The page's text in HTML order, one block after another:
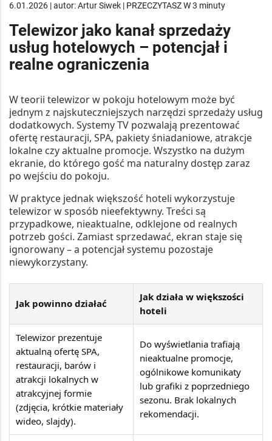
6.01.2026 | autor: Artur Siwek | PRZECZYTASZ W 3 minuty
Telewizor jako kanał sprzedaży
usług hotelowych – potencjał i
realne ograniczenia
W teorii telewizor w pokoju hotelowym może być
jednym z najskuteczniejszych narzędzi sprzedaży usług
dodatkowych. Systemy TV pozwalają prezentować
ofertę restauracji, SPA, pakiety śniadaniowe, atrakcje
lokalne czy aktualne promocje. Wszystko na dużym
ekranie, do którego gość ma naturalny dostęp zaraz
po wejściu do pokoju.
W praktyce jednak większość hoteli wykorzystuje
telewizor w sposób nieefektywny. Treści są
przypadkowe, nieaktualne, odklejone od realnych
potrzeb gości. Zamiast sprzedawać, ekran staje się
ignorowany – a potencjał systemu pozostaje
niewykorzystany.
Jak powinno działać
Jak działa w większości
hoteli
Telewizor prezentuje
aktualną ofertę SPA,
restauracji, barów i
atrakcji lokalnych w
atrakcyjnej formie
(zdjęcia, krótkie materiały
wideo, slajdy).
Do wyświetlania trafiają
nieaktualne promocje,
ogólnikowe komunikaty
lub grafiki z poprzedniego
sezonu. Brak lokalnych
rekomendacji.